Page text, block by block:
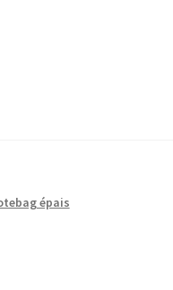
épais